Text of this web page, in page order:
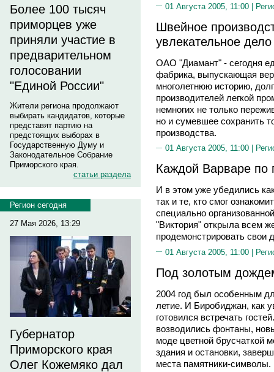
Более 100 тысяч
приморцев уже
приняли участие в
предварительном
голосовании
"Единой России"
Жители региона продолжают
выбирать кандидатов, которые
представят партию на
предстоящих выборах в
Государственную Думу и
Законодательное Собрание
Приморского края.
статьи раздела
Регион сегодня
27 Мая 2026, 13:29
Губернатор
Приморского края
Олег Кожемяко дал
01 Августа 2005, 11:00 |
Швейное
увлекательное дело
ОАО "Диамант" - сегодня
фабрика, выпускающая
многолетнюю историю,
производителей легкой
немногих не только
но и сумевшее сохранить
производства.
01 Августа 2005, 11:00 |
Каждой Варваре по
И в этом уже убедились
так и те, кто смог
специально
"Виктория" открыла всем
продемонстрировать свои
01 Августа 2005, 11:00 |
Под золотым
2004 год был особенным
летие. И Биробиджан, как
готовился встречать
возводились фонтаны,
моде цветной брусчаткой
здания и остановки,
места памятники-символы.